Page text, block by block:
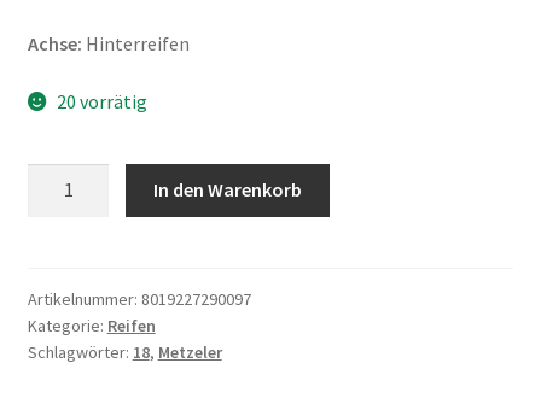
Achse: Hinterreifen
20 vorrätig
Hard
MST
140/80
In den Warenkorb
Artikelnummer: 8019227290097
Kategorie: Reifen
Schlagwörter: 18, Metzeler